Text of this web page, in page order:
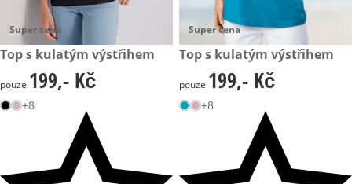
Super cena
199,- Kč
Top s kulatým výstřihem
199,- Kč
pouze 199,- Kč
+8
Super cena
199,- Kč
Top s kulatým výstřihem
199,- Kč
pouze 199,- Kč
+8